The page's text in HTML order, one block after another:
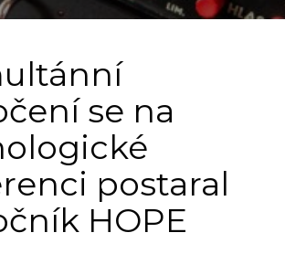
se na
postaral
HOPE